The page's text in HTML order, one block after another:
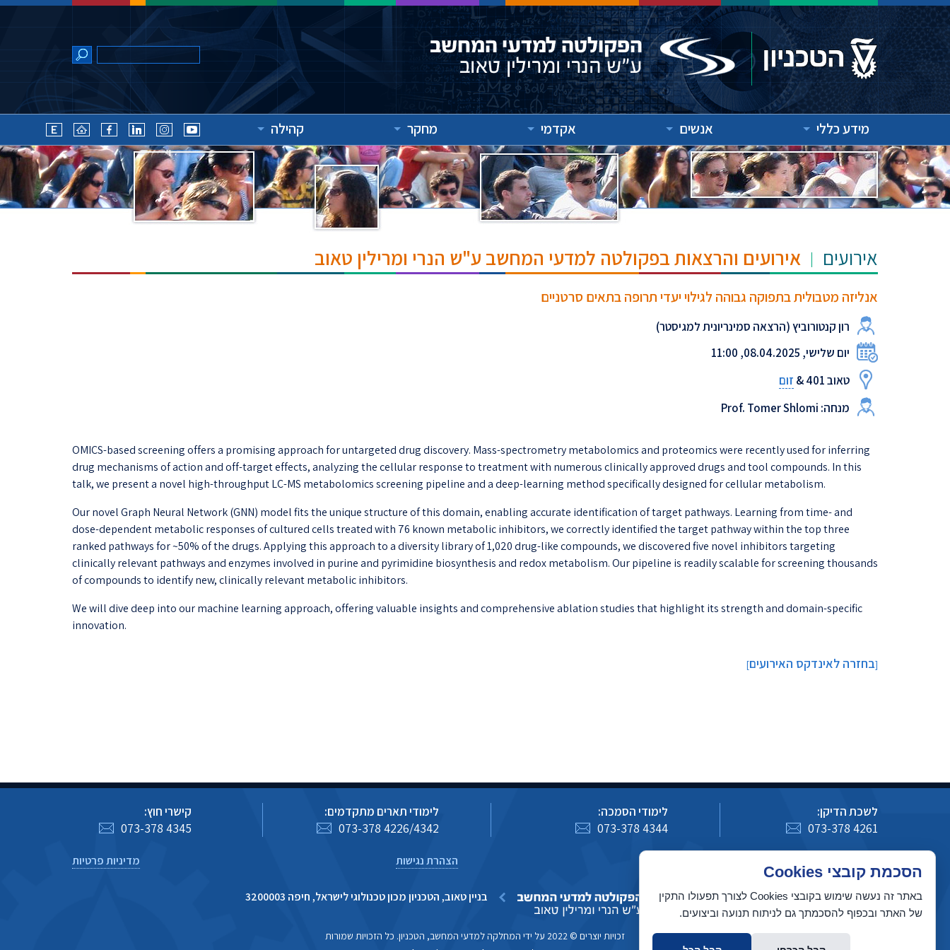
מידע כללי אנשים אקדמי מחקר קהילה
אירועים אירועים והרצאות בפקולטה למדעי המחשב ע"ש הנרי ומרילין טאוב
אנליזה מטבולית בתפוקה גבוהה לגילוי יעדי תרופה בתאים סרטניים
רון קנטורוביץ (הרצאה סמינריונית למגיסטר)
יום שלישי, 08.04.2025, 11:00
טאוב 401 &
זום
מנחה: Prof. Tomer Shlomi
OMICS-based screening offers a promising approach for untargeted drug discovery. Mass-spectrometry metabolomics and proteomics were recently used for inferring
drug mechanisms of action and off-target effects, analyzing the cellular response to treatment with numerous clinically approved drugs and tool compounds. In this
talk, we present a novel high-throughput LC-MS metabolomics screening pipeline and a deep-learning method specifically designed for cellular metabolism.
Our novel Graph Neural Network (GNN) model fits the unique structure of this domain, enabling accurate identification of target pathways. Learning from time- and
dose-dependent metabolic responses of cultured cells treated with 76 known metabolic inhibitors, we correctly identified the target pathway within the top three
ranked pathways for ~50% of the drugs. Applying this approach to a diversity library of 1,020 drug-like compounds, we discovered five novel inhibitors targeting
clinically relevant pathways and enzymes involved in purine and pyrimidine biosynthesis and redox metabolism. Our pipeline is readily scalable for screening thousands
of compounds to identify new, clinically relevant metabolic inhibitors.
We will dive deep into our machine learning approach, offering valuable insights and comprehensive ablation studies that highlight its strength and domain-specific
innovation.
[בחזרה לאינדקס האירועים]
לשכת הדיקן:
073-378 4261
לימודי הסמכה:
073-378 4344
לימודי תארים מתקדמים:
073-378 4226/4342
קישרי חוץ:
073-378 4345
הצהרת נגישות מדיניות פרטיות
בניין טאוב, הטכניון מכון טכנולוגי לישראל, חיפה 3200003
זכויות יוצרים © 2022 על ידי המחלקה למדעי המחשב, הטכניון. כל הזכויות שמורות
הסכמת קובצי Cookies
באתר זה נעשה שימוש בקובצי Cookies לצורך תפעולו התקין
של האתר ובכפוף להסכמתך גם לניתוח תנועה וביצועים.